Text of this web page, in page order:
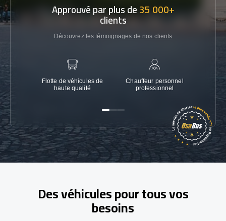
Approuvé par plus de35 000+
clients
Découvrez les témoignages de nos clients
Flotte de véhicules de
haute qualité
Chauffeur personnel
professionnel
Des véhicules pour tous vos
besoins